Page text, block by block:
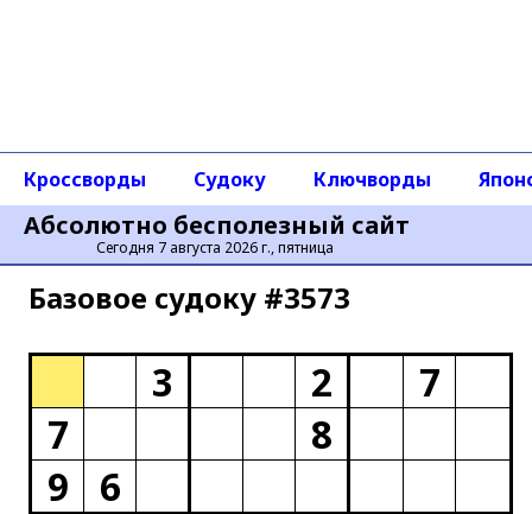
Абсолютно бесполезный сайт
Сегодня 7 августа 2026 г., пятница
Кроссворды Судоку Ключворды
Базовое cудоку #3573
3 2
7
7
8
9
6